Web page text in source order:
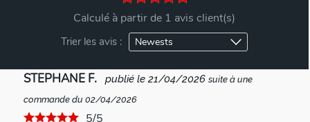
Calculé à partir de 1 avis client(s)
Trier les avis :
STEPHANE F. publié le 21/04/2026 suite à une
commande du 02/04/2026
5/5